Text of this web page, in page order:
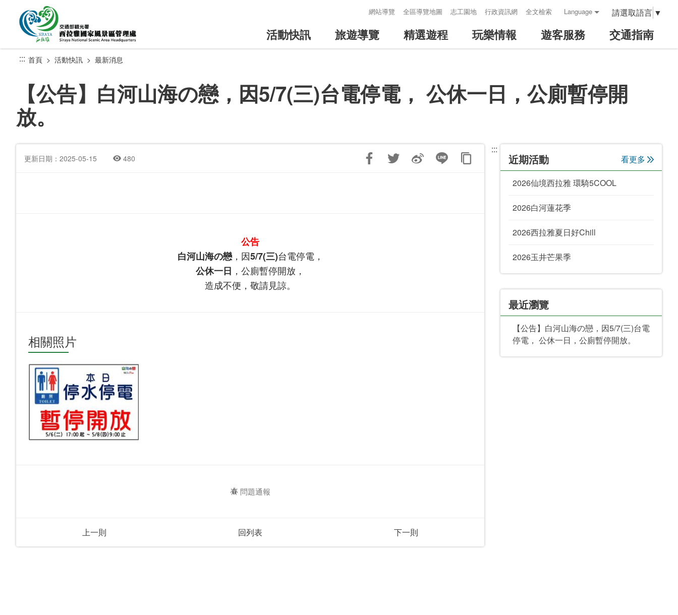
網站導覽 全區導覽地圖 志工園地 行政資訊網 全文檢索 Language 請選取語言 ▼
活動快訊 旅遊導覽 精選遊程 玩樂情報 遊客服務 交通指南
::: 首頁 活動快訊 最新消息
【公告】白河山海の戀，因5/7(三)台電停電， 公休一日，公廁暫停開
放。
更新日期：2025-05-15 480
公告
白河山海の戀，因5/7(三)台電停電，
公休一日 ，公廁暫停開放，
造成不便，敬請見諒。
相關照片
問題通報
上一則 回列表 下一則
:::
近期活動 看更多
2026仙境西拉雅 環騎5COOL
2026白河蓮花季
2026西拉雅夏日好Chill
2026玉井芒果季
最近瀏覽
【公告】白河山海の戀，因5/7(三)台電
停電， 公休一日，公廁暫停開放。